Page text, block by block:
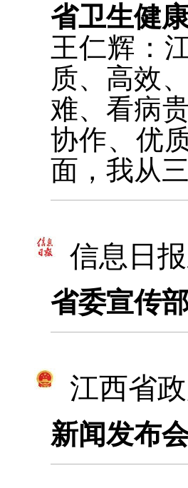
省卫生健
王仁辉：
质、高效
难、看病
协作、优
面，我从
信息日
省委宣传
江西省政
新闻发布